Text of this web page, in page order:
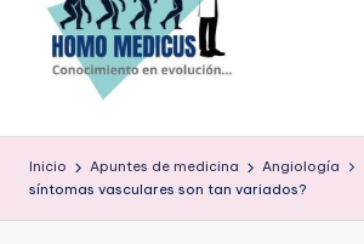
o
m
estudio,
Inicio Apuntes de medicina Angiología
síntomas vasculares son tan variados?